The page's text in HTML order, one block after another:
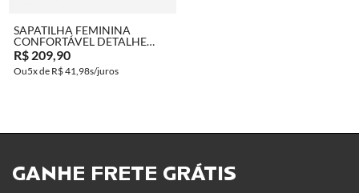
SAPATILHA FEMININA
CONFORTÁVEL DETALHE
PEDRA
R$ 209,90
5x de R$ 41,98
GANHE FRETE GRÁTIS ​